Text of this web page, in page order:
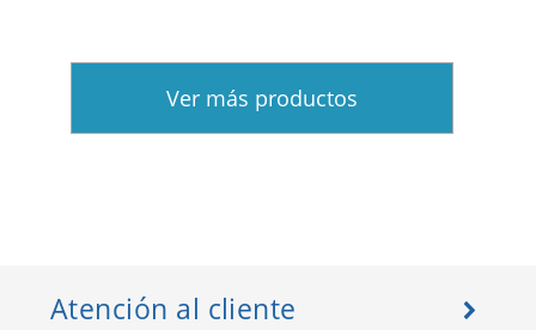
Ver más productos
Atención al cliente